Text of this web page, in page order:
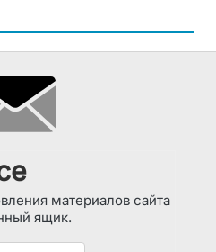
материалов сайта
ящик.